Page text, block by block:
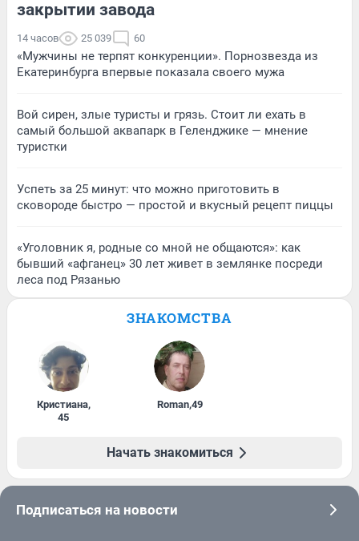
закрытии завода
14 часов 25 039 60
«Мужчины не терпят конкуренции». Порнозвезда из
Екатеринбурга впервые показала своего мужа
Вой сирен, злые туристы и грязь. Стоит ли ехать в
самый большой аквапарк в Геленджике — мнение
туристки
Успеть за 25 минут: что можно приготовить в
сковороде быстро — простой и вкусный рецепт пиццы
«Уголовник я, родные со мной не общаются»: как
бывший «афганец» 30 лет живет в землянке посреди
леса под Рязанью
ЗНАКОМСТВА
Кристиана,
45
Roman,49
Начать знакомиться
Подписаться на новости